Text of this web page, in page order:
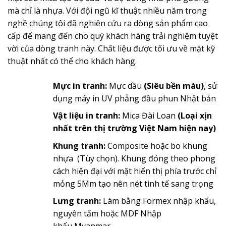
mà chỉ là nhựa. Với đội ngũ kĩ thuật nhiều năm trong
nghề chúng tôi đã nghiên cứu ra dòng sản phẩm cao
cấp để mang đến cho quý khách hàng trải nghiệm tuyệt
vời của dòng tranh này. Chất liệu được tối ưu về mặt kỹ
thuật nhất có thể cho khách hàng.
Mực in tranh:Mực dầu (Siêu bền màu), sử
dụng máy in UV phẳng đầu phun Nhật bản
Vật liệu in tranh:Mica Đài Loan (Loại xịn
nhất trên thị trường Việt Nam hiện nay)
Khung tranh:Composite hoặc bo khung
nhựa (Tùy chọn). Khung đóng theo phong
cách hiện đại với mặt hiển thị phía trước chỉ
mỏng 5Mm tạo nên nét tinh tế sang trọng
Lưng tranh:Làm bằng Formex nhập khẩu,
nguyên tấm hoặc MDF Nhập